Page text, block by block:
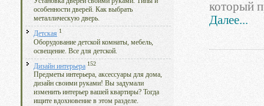
особенности дверей. Как выбрать
металлическую дверь.
Детская 1
Оборудование детской комнаты, мебель,
освещение. Все для детской.
Дизайн интерьера 152
Предметы интерьера, аксессуары для дома,
дизайн своими руками! Вы задумали
изменить интерьер вашей квартиры? Тогда
ищите вдохновение в этом разделе.
который
Далее...